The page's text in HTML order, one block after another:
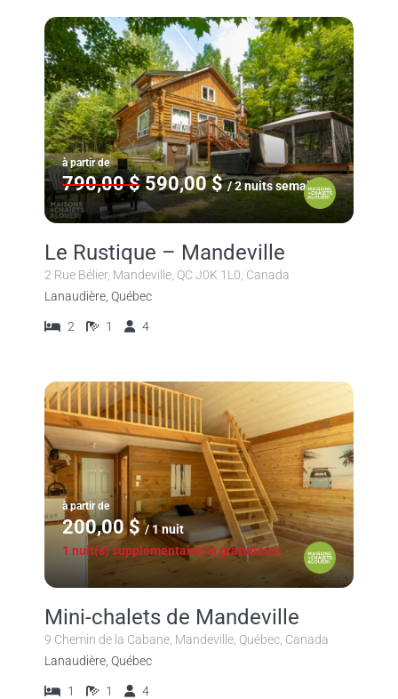
à partir de
790,00 $ 590,00 $ / 2 nuits semaine
Le Rustique – Mandeville
2 Rue Bélier, Mandeville, QC J0K 1L0, Canada
Lanaudière, Québec
2 1 4
à partir de
200,00 $ / 1 nuit
1 nuit(s) supplémentaire(s) gratuite(s)
Mini-chalets de Mandeville
9 Chemin de la Cabane, Mandeville, Québec, Canada
Lanaudière, Québec
1 1 4